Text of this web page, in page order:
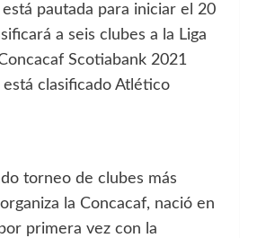
pautada para iniciar el 20
a seis clubes a la Liga
Scotiabank 2021
está clasificado Atlético
torneo de clubes más
la Concacaf, nació en
primera vez con la